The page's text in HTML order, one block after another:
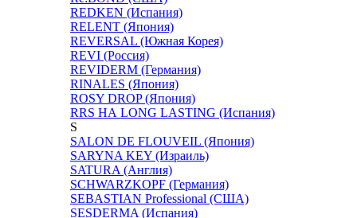
REDKEN (Испания)
RELENT (Япония)
REVERSAL (Южная Корея)
REVI (Россия)
REVIDERM (Германия)
RINALES (Япония)
ROSY DROP (Япония)
RRS НА LONG LASTING (Испания)
S
SALON DE FLOUVEIL (Япония)
SARYNA KEY (Израиль)
SATURA (Англия)
SCHWARZKOPF (Германия)
SEBASTIAN Professional (США)
SESDERMA (Испания)